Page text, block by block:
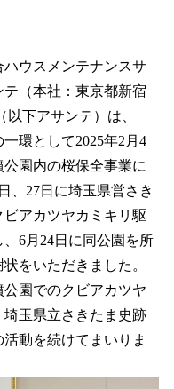
ウスメンテナンスサ
（本社：東京都新宿
下アサンテ）は、
環として2025年2月4
園内の桜保全事業に
、27日に埼玉県営さき
アカツヤカミキリ駆
6月24日に同公園を所
をいただきました。
園でのクビアカツヤ
玉県立さきたま史跡
動を続けてまいりま